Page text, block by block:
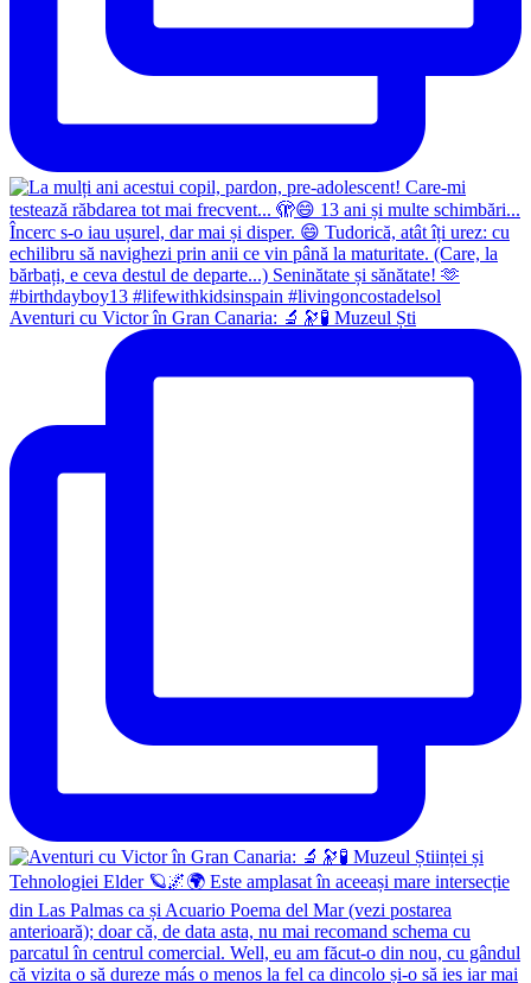
Aventuri cu Victor în Gran Canaria: 🔬🔭🧪 Muzeul Ști